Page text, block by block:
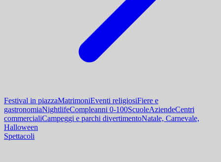
Festival in piazzaMatrimoniEventi religiosiFiere e
gastronomiaNightlifeCompleanni 0-100ScuoleAziendeCentri
commercialiCampeggi e parchi divertimentoNatale, Carnevale,
Halloween
Spettacoli